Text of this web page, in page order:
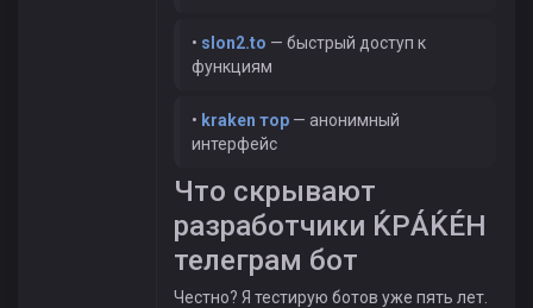
• slon2.to — быстрый доступ к
функциям
• kraken тор — анонимный
интерфейс
Что скрывают
разработчики ЌРÁЌÉH
телеграм бот
Честно? Я тестирую ботов уже пять лет.